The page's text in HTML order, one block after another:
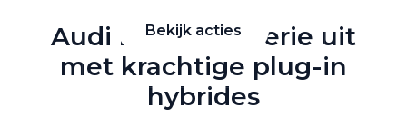
Bekijk acties
Audi breidt A6-serie uit
met krachtige plug-in
hybrides